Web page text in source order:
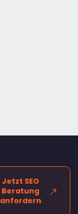
Jetzt SEO
Beratung
anfordern